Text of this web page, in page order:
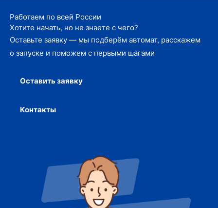
Работаем по всей России
Хотите начать, но не знаете с чего?
Оставьте заявку — мы подберём автомат, расскажем
о запуске и поможем с первыми шагами
Оставить заявку
Контакты